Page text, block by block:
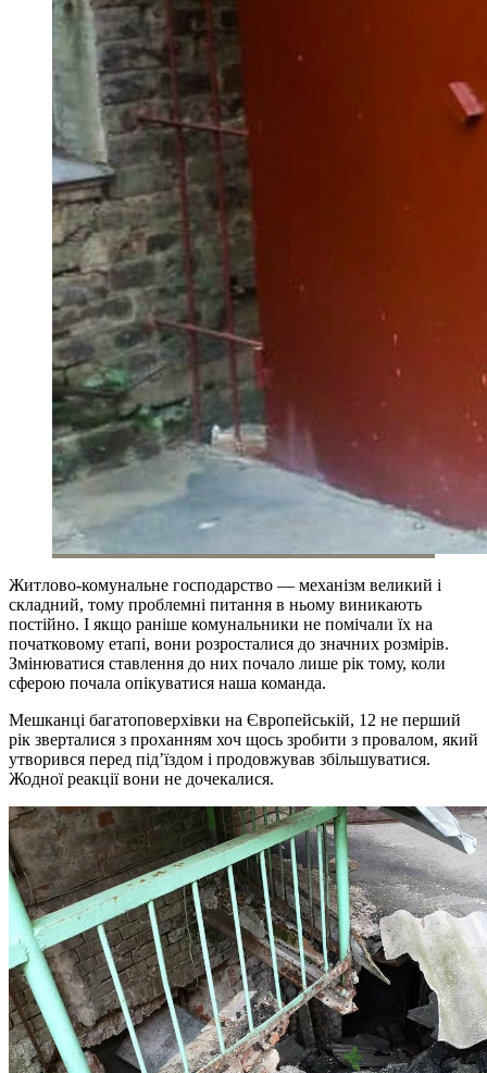
Житлово-комунальне господарство — механізм великий і
складний, тому проблемні питання в ньому виникають
постійно. І якщо раніше комунальники не помічали їх на
початковому етапі, вони розросталися до значних розмірів.
Змінюватися ставлення до них почало лише рік тому, коли
сферою почала опікуватися наша команда.
Мешканці багатоповерхівки на Європейській, 12 не перший
рік зверталися з проханням хоч щось зробити з провалом, який
утворився перед під’їздом і продовжував збільшуватися.
Жодної реакції вони не дочекалися.